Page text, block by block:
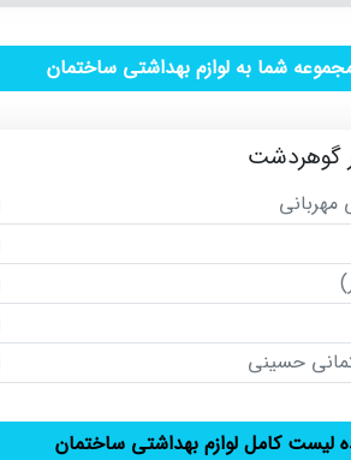
شما به لوازم بهداشتی ساختمان
گوهردشت
حسینی
لیست کامل لوازم بهداشتی ساختمان